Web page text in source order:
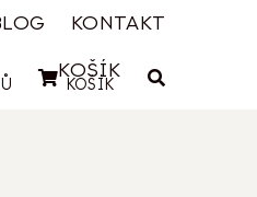
KONTAKT
KOŠÍK
KOŠÍK